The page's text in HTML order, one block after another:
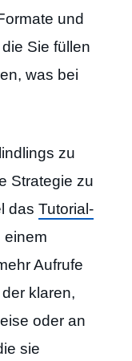
und
Sie füllen
was bei
zu
Strategie zu
das Tutorial-
einem
Aufrufe
klaren,
oder an
sie